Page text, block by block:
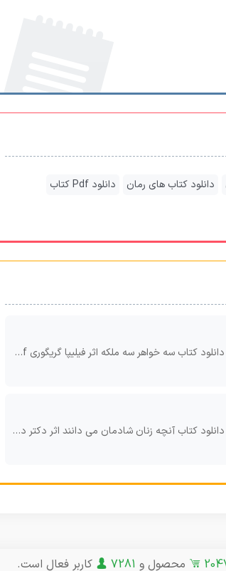
دانلود کتاب های رمان
دانلود Pdf کتاب
دانلود کتاب سه خواهر سه ملکه اثر فیلیپا گریگوری pdf
دانلود کتاب آنچه زنان شادمان می دانند اثر دکتر دان بیکر، دکتر کتی برینبرگ و اینا یالوف pdf
محصول و 7281 کاربر فعال است.